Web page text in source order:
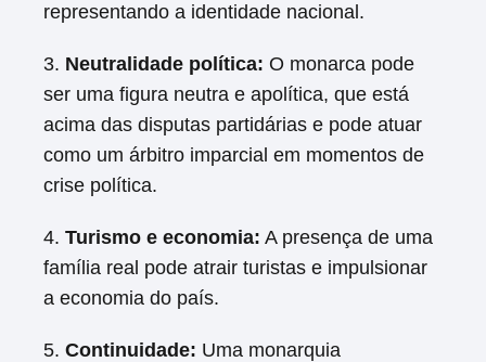
representando a identidade nacional.
3. Neutralidade política: O monarca pode
ser uma figura neutra e apolítica, que está
acima das disputas partidárias e pode atuar
como um árbitro imparcial em momentos de
crise política.
4. Turismo e economia: A presença de uma
família real pode atrair turistas e impulsionar
a economia do país.
5. Continuidade: Uma monarquia